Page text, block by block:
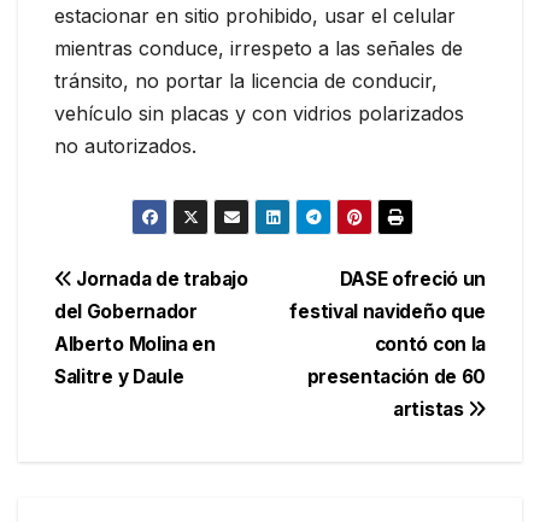
estacionar en sitio prohibido, usar el celular
mientras conduce, irrespeto a las señales de
tránsito, no portar la licencia de conducir,
vehículo sin placas y con vidrios polarizados
no autorizados.
Navegación
de
entradas
DASE ofreció un
festival navideño que
contó con la
presentación de 60
artistas
Jornada de trabajo
del Gobernador
Alberto Molina en
Salitre y Daule